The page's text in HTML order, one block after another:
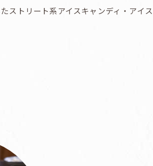
ストリート系アイスキャンディ・アイ